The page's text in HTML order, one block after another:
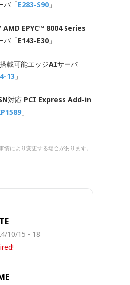
バ「E283-S90 」
AMD EPYC™ 8004 Series
バ「E143-E30 」
搭載可能エッジAIサーバ
13 」
対応 PCI Express Add-in
」
により変更する場合があります。
10/15 - 18